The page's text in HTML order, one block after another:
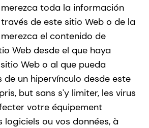
toda la información
de este sitio Web o de la
el contenido de
Web desde el que haya
Web o al que pueda
un hipervínculo desde este
but sans s'y limiter, les virus
votre équipement
logiciels ou vos données, à